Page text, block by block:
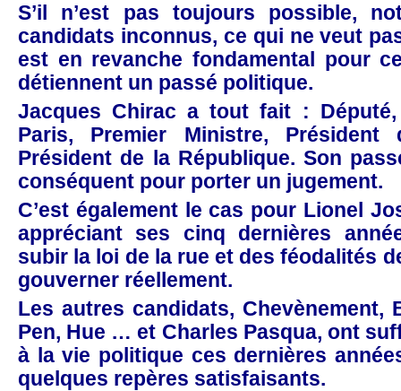
S’il n’est pas toujours possible,
candidats inconnus, ce qui ne veut
est en revanche fondamental pour
détiennent un passé politique.
Jacques Chirac a tout fait :
Paris, Premier Ministre,
Président de la République. Son
conséquent pour porter un jugement.
C’est également le cas pour Lionel
appréciant ses cinq dernières
subir la loi de la rue et des féodalités
gouverner réellement.
Les autres candidats, Chevènement,
Pen, Hue … et Charles Pasqua, ont
à la vie politique ces dernières
quelques repères satisfaisants.